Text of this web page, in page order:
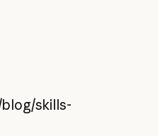
skills-